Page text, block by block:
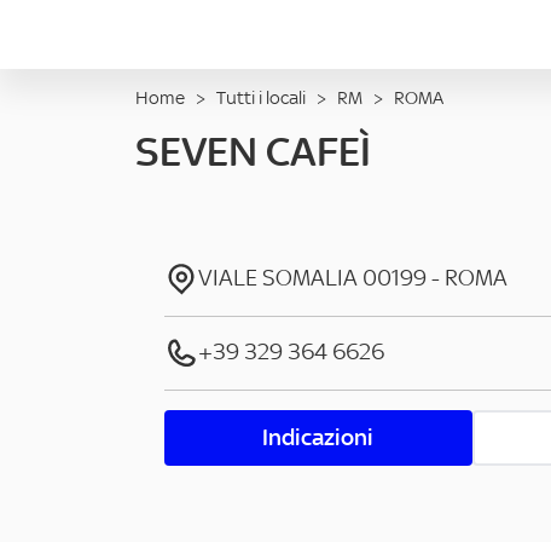
Home > Tutti i locali > RM > ROMA
SEVEN CAFEÌ
VIALE SOMALIA 00199- ROMA
+39 329 364 6626
Indicazioni